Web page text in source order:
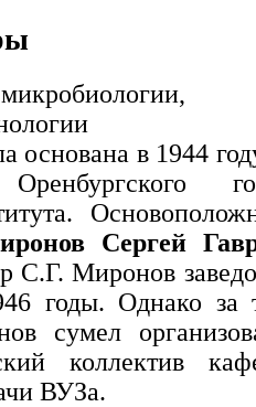
основана в 1944
Сергей
С.Г. Миронов
годы. Однако за
сумел
коллектив
ВУЗа.